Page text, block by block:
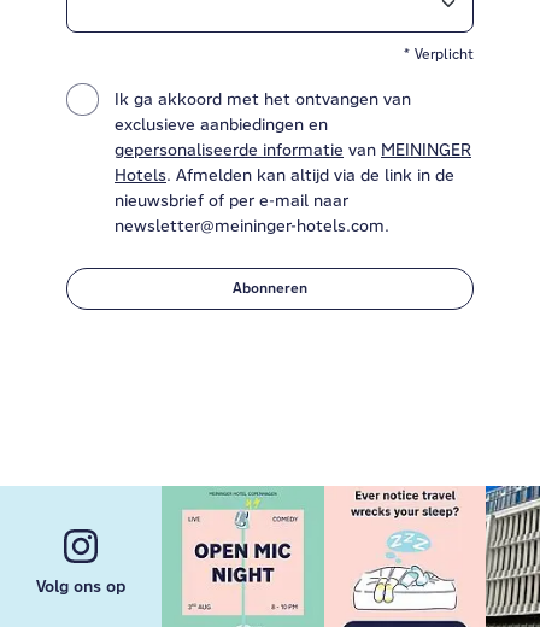
* Verplicht
Ik ga akkoord met het ontvangen van
exclusieve aanbiedingen en
gepersonaliseerde informatie van MEININGER
Hotels. Afmelden kan altijd via de link in de
nieuwsbrief of per e-mail naar
newsletter@meininger-hotels.com.
Abonneren
Volg ons op